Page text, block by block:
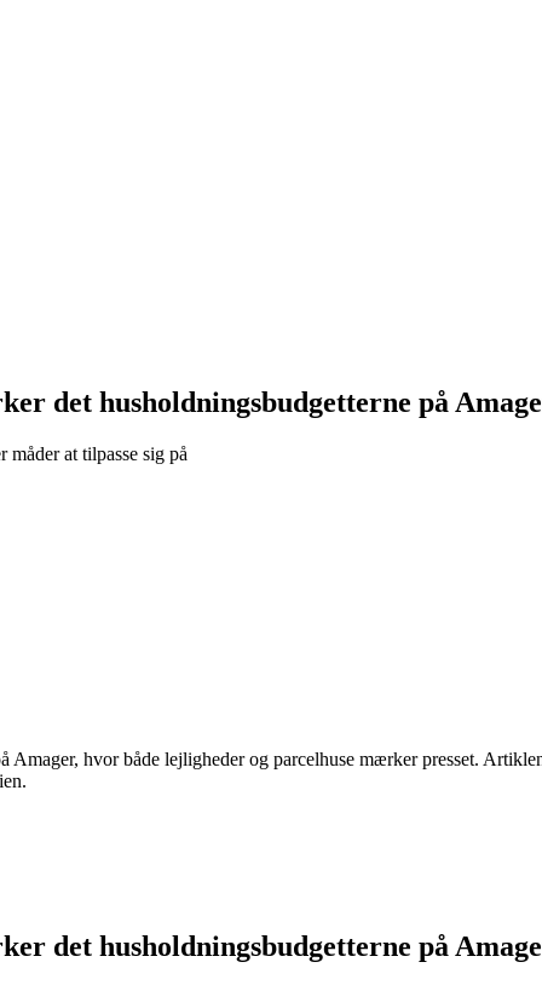
det husholdningsbudgetterne på
at tilpasse sig på
hvor både lejligheder og parcelhuse mærker presset.
det husholdningsbudgetterne på